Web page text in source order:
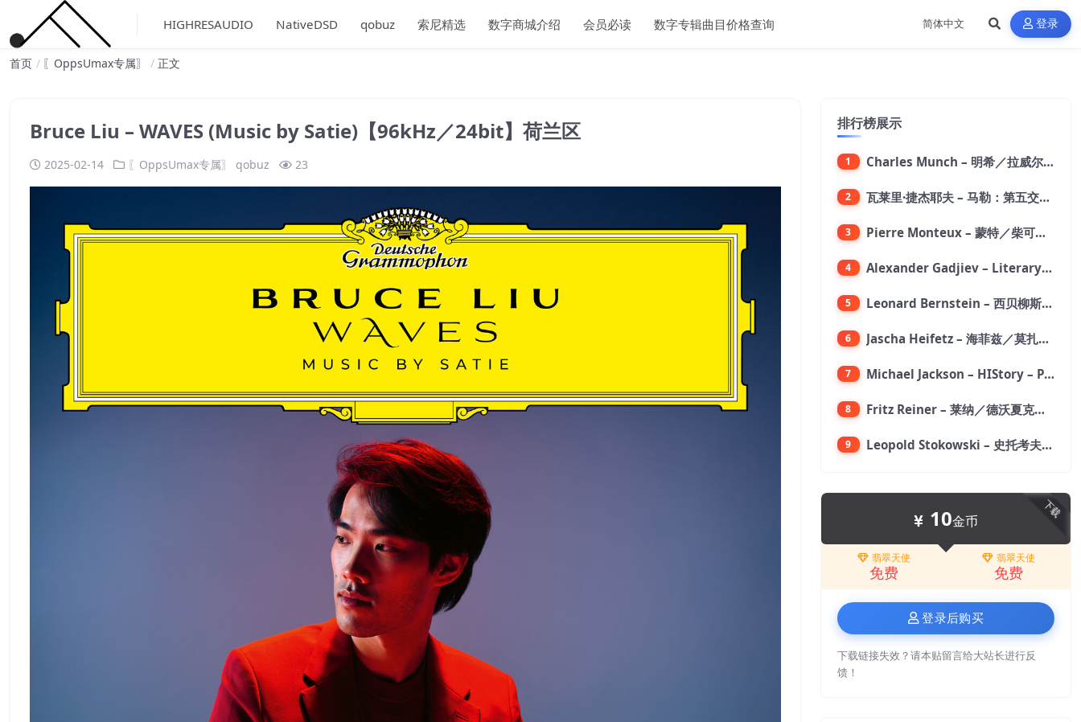
HIGHRESAUDIO NativeDSD qobuz 索尼精选 数字商城介绍 会员必读 数字专辑曲目价格查询 登录
首页 〖OppsUmax专属〗 正文
Bruce Liu – WAVES (Music by Satie)【96kHz／24bit】荷兰区
2025-02-14 〖OppsUmax专属〗 qobuz 23
排行榜展示
1 Charles Munch – 明希／拉威尔：波莱罗舞曲【176.4kHz／24bit】
2 瓦莱里·捷杰耶夫 – 马勒：第五交响曲【96kHz／24bit】
3 Pierre Monteux – 蒙特／柴可夫斯基：第六交响曲【176.4kHz／24bit】
4 Alexander Gadjiev – Literary Fantasies【FLAC 192】
5 Leonard Bernstein – 西贝柳斯：芬兰颂／格里格：培尔·金特组曲【44.1kHz／24bit】
6 Jascha Heifetz – 海菲兹／莫扎特：第四小提琴协奏曲，第五小提琴协奏曲《土耳其》／维瓦尔第：小提琴与大提琴协奏曲，RV 547【192kHz／24bit】
7 Michael Jackson – HIStory – PAST, PRESENT AND FUTURE – BOOK I【96kHz／24bit】
8 Fritz Reiner – 莱纳／德沃夏克：第九交响曲【176.4kHz／24bit】
9 Leopold Stokowski – 史托考夫斯基：狂想曲【176.4kHz／24bit】
下载
10金币
翡翠天使
免费
翡翠天使
免费
登录后购买
下载链接失效？请本贴留言给大站长进行反
馈！